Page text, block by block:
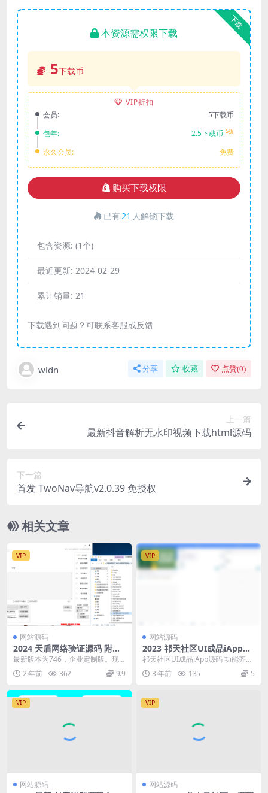
下载
本资源需权限下载
5下载币
VIP折扣
会员:
5下载币
包年:
2.5下载币 5折
永久会员: 免费
购买下载权限
已有21 人解锁下载
包含资源: (1个)
最近更新: 2024-02-29
累计销量: 21
下载遇到问题？可联系客服或反馈
wldn 分享 收藏 点赞(0)
上一篇
最新抖音解析无水印视频下载html源码
下一篇
首发 TwoNav导航v2.0.39 免授权
相关文章
VIP
网站源码
2024 天盾网络验证源码 附视
频教程
最新版本为746，企业定制版。现
在正在意义上的离线版已出来， 天
盾746离线版不...
2 年前 362 9.9
VIP
网站源码
2023 祁天社区UI成品iApp源
码
祁天社区UI成品iApp源码 功能齐全
的社区应用。是一个非常实用的资
源，提供了完...
3 年前 135 5
VIP
网站源码
VIP
网站源码